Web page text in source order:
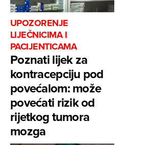
UPOZORENJE
LIJEČNICIMA I
PACIJENTICAMA
Poznati lijek za
kontracepciju pod
povećalom: može
povećati rizik od
rijetkog tumora
mozga